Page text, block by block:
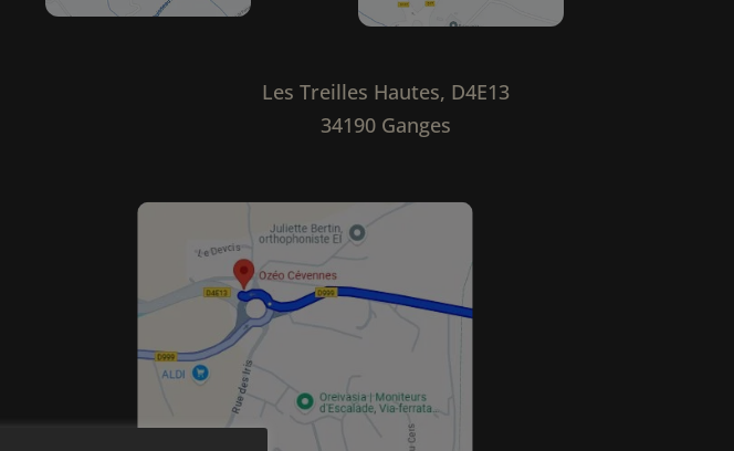
Les Treilles Hautes, D4E13
34190 Ganges